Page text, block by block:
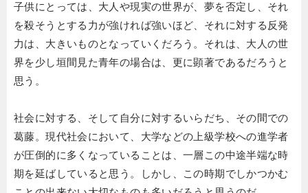
子供にとっては、大人や現実の世界が、夢を否定し、それ
を殺そうとする力が強ければ強いほど、それに対する反発
力は、大きいものとなっていくだろう。それは、大人の世
界を少し垣間見た青年の場合は、更に顕著であるだろうと
思う。
社会に対する、そして自分に対するいらだち、その間での
葛藤。現代社会において、大学などの上級学校への進学者
が圧倒的に多くなっていることは、一層この中途半端な時
期を延ばしていると思う。しかし、この時期でしかつかむ